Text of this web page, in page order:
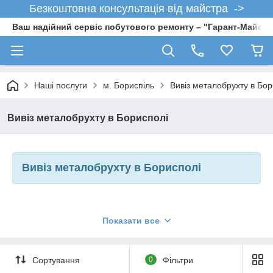
Безкоштовна консультація від майстра ->
Ваш надійний сервіс побутового ремонту – "Гарант-
Наші послуги м. Бориспіль Вивіз металобрухту в
Вивіз металобрухту в Борисполі
Вивіз металобрухту в Борисполі
Зазвичай для цього виділяється гараж, комора або ж сарай.
воно завжди займає місце. З цієї причини від такого
непотрібного сміття хочеться позбутися. Парадокс в тому, що
Показати все
Сортування 0 Фільтри